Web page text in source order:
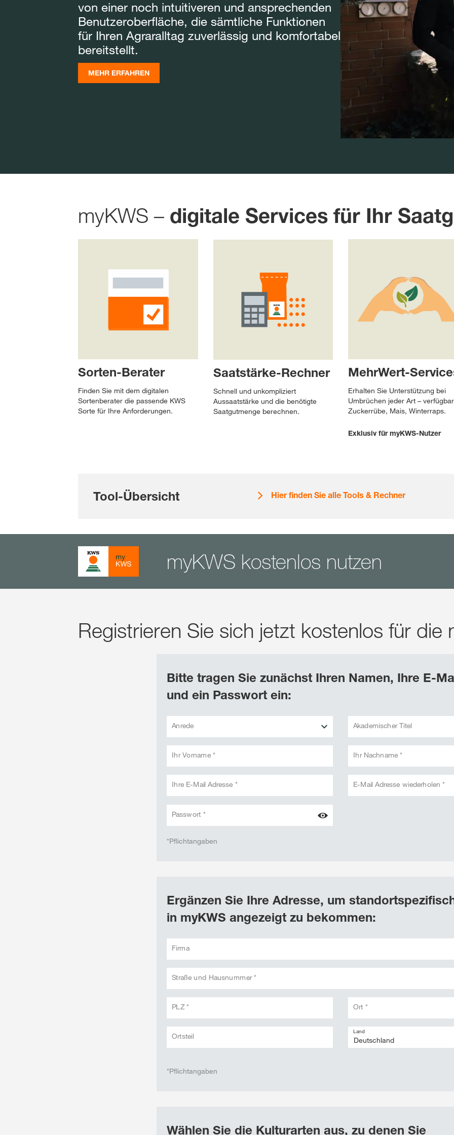
von einer noch intuitiveren und ansprechenden
Benutzeroberfläche, die sämtliche Funktionen
für Ihren Agraralltag zuverlässig und komfortabel
bereitstellt.
MEHR ERFAHREN
myKWS – digitale Services für Ihr
Sorten-Berater
Finden Sie mit dem digitalen
Sortenberater die passende KWS
Sorte für Ihre Anforderungen.
Saatstärke-Rechner
Schnell und unkompliziert
Aussaatstärke und die benötigte
Saatgutmenge berechnen.
MehrWert-
Erhalten Sie Unterstützung bei
Umbrüchen jeder Art –
Zuckerrübe, Mais, Winterraps.
Exklusiv für myKWS-Nutzer
Tool-Übersicht Hier finden Sie alle Tools & Rechner
myKWS kostenlos nutzen
Registrieren Sie sich jetzt kostenlos für die
Bitte tragen Sie zunächst Ihren Namen, Ihre E-
und ein Passwort ein:
Anrede Akademischer Titel
Ihr Vorname * Ihr Nachname *
Ihre E-Mail Adresse * E-Mail Adresse wiederholen *
Passwort *
*Pflichtangaben
Ergänzen Sie Ihre Adresse, um
in myKWS angezeigt zu bekommen:
Firma
Straße und Hausnummer *
PLZ * Ort *
Ortsteil
Land
*Pflichtangaben
Wählen Sie die Kulturarten aus, zu denen Sie